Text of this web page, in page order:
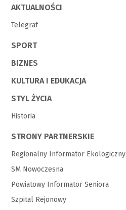
AKTUALNOŚCI
Telegraf
SPORT
BIZNES
KULTURA I EDUKACJA
STYL ŻYCIA
Historia
STRONY PARTNERSKIE
Regionalny Informator Ekologiczny
SM Nowoczesna
Powiatowy Informator Seniora
Szpital Rejonowy